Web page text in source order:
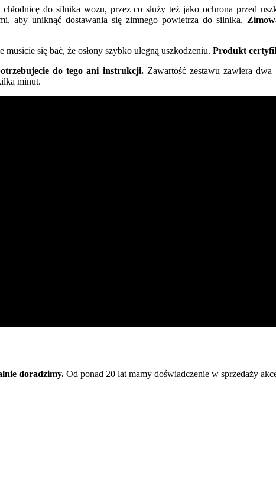
do silnika wozu, przez co służy też jako ochrona przed
aby uniknąć dostawania się zimnego powietrza do silnika.
musicie się bać, że osłony szybko ulegną uszkodzeniu. Produkt
do tego ani instrukcji.Zawartość zestawu zawiera
minut.
doradzimy. Od ponad 20 lat mamy doświadczenie w sprzedaży